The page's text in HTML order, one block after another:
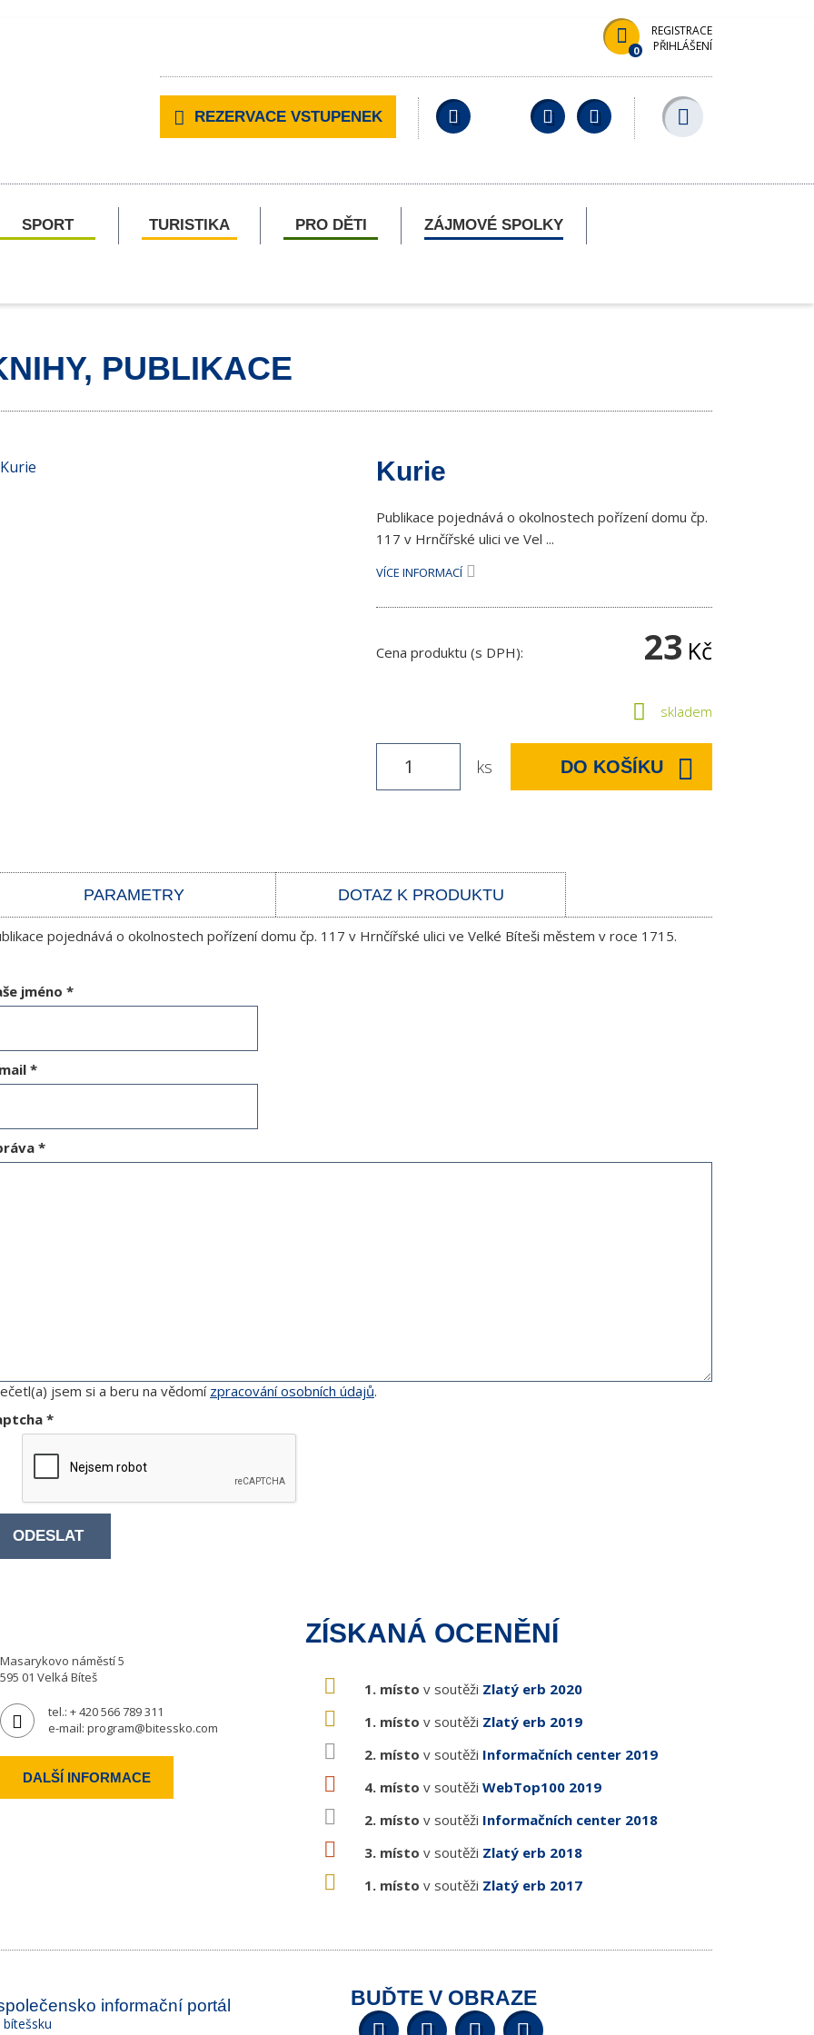
0
REGISTRACE
PŘIHLÁŠENÍ
REZERVACE VSTUPENEK Facebook YouTubeWikipedia
SPORT TURISTIKA PRO DĚTI ZÁJMOVÉ SPOLKY
PUBLIKACE
Kurie
Publikace pojednává o okolnostech pořízení domu čp.
117 v Hrnčířské ulici ve Vel ...
VÍCE INFORMACÍ
Cena produktu (s DPH): 23 Kč
skladem
ks DO KOŠÍKU
PARAMETRY DOTAZ K PRODUKTU
pojednává o okolnostech pořízení domu čp. 117 v Hrnčířské ulici ve Velké Bíteši městem v roce 1715.
jméno *
*
*
jsem si a beru na vědomí zpracování osobních údajů.
*
ODESLAT
Masarykovo náměstí 5
595 01 Velká Bíteš
tel.: + 420 566 789 311
e-mail: program@bitessko.com
DALŠÍ INFORMACE
ZÍSKANÁ OCENĚNÍ
1. místo v soutěži Zlatý erb 2020
1. místo v soutěži Zlatý erb 2019
2. místo v soutěži Informačních center 2019
4. místo v soutěži WebTop100 2019
2. místo v soutěži Informačních center 2018
3. místo v soutěži Zlatý erb 2018
1. místo v soutěži Zlatý erb 2017
informační portál BUĎTE V OBRAZE